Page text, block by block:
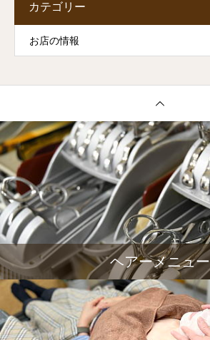
カテゴリー
お店の情報
ヘアーメニュー